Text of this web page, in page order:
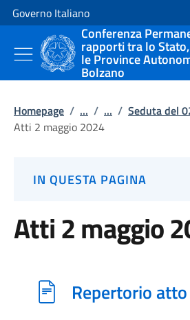
Vai al contenuto
Vai alla navigazione del sito
Governo Italiano
Conferenza
rapporti tra lo
le Province
Bolzano
Homepage / ... / ... / Seduta del
Atti 2 maggio 2024
IN QUESTA PAGINA
Atti 2 maggio
Repertorio